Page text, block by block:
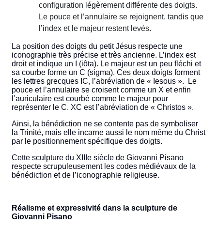
configuration légèrement différente des doigts.
Le pouce et l’annulaire se rejoignent, tandis que
l’index et le majeur restent levés.
La position des doigts du petit Jésus respecte une
iconographie très précise et très ancienne. L’index est
droit et indique un I (iôta). Le majeur est un peu fléchi et
sa courbe forme un C (sigma). Ces deux doigts forment
les lettres grecques IC, l’abréviation de « Iesous ». Le
pouce et l’annulaire se croisent comme un X et enfin
l’auriculaire est courbé comme le majeur pour
représenter le C. XC est l’abréviation de « Christos ».
Ainsi, la bénédiction ne se contente pas de symboliser
la Trinité, mais elle incarne aussi le nom même du Christ
par le positionnement spécifique des doigts.
Cette sculpture du XIIIe siècle de Giovanni Pisano
respecte scrupuleusement les codes médiévaux de la
bénédiction et de l’iconographie religieuse.
Réalisme et expressivité dans la sculpture de
Giovanni Pisano